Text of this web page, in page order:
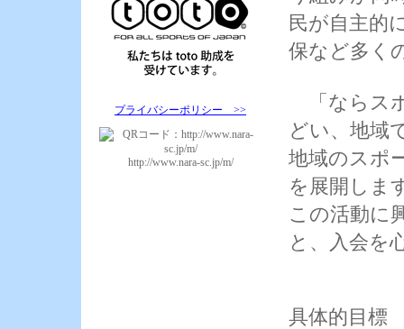
プライバシーポリシー >>
http://www.nara-sc.jp/m/
民が自主的
保など多く
「ならス
どい、地域
地域のスポ
を展開しま
この活動に
と、入会を
具体的目標